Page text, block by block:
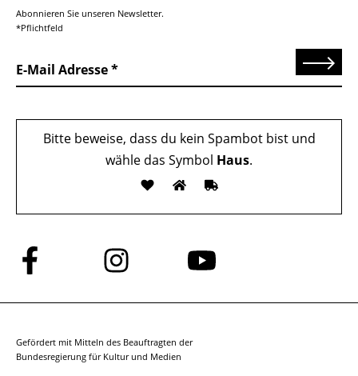
Abonnieren Sie unseren Newsletter.
*Pflichtfeld
E-Mail Adresse Senden
Bitte beweise, dass du kein Spambot bist und
wähle das Symbol Haus.
Folge
uns
auf
Folge
uns
auf
Folge
auf
Gefördert mit Mitteln des Beauftragten der
Bundesregierung für Kultur und Medien